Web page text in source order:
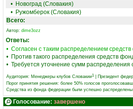
• Новоград (Словакия)
• Ружомберок (Словакия)
Всего:
Автор: dime3ozz
Ответы:
• Согласен с таким распределением
• Против такого распределения средств
• Требуется уточнение сумм распределения
Аудитория: Менеджеры клубов Словакии1 Президент
Порог принятия решения: более 50% голосов
Средства из фонда федерации были успешно распределены
Голосование: завершено